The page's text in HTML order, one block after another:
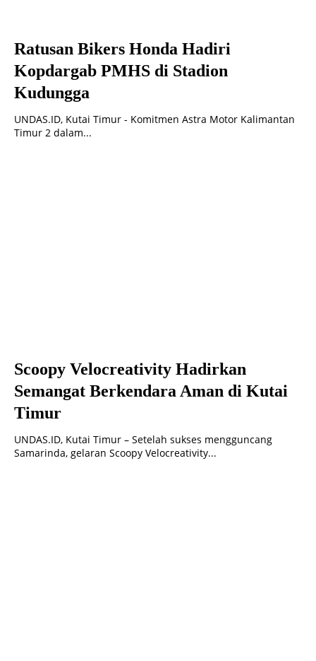
Ratusan Bikers Honda Hadiri
Kopdargab PMHS di Stadion
Kudungga
UNDAS.ID, Kutai Timur - Komitmen Astra Motor Kalimantan
Timur 2 dalam...
Scoopy Velocreativity Hadirkan
Semangat Berkendara Aman di Kutai
Timur
UNDAS.ID, Kutai Timur – Setelah sukses mengguncang
Samarinda, gelaran Scoopy Velocreativity...